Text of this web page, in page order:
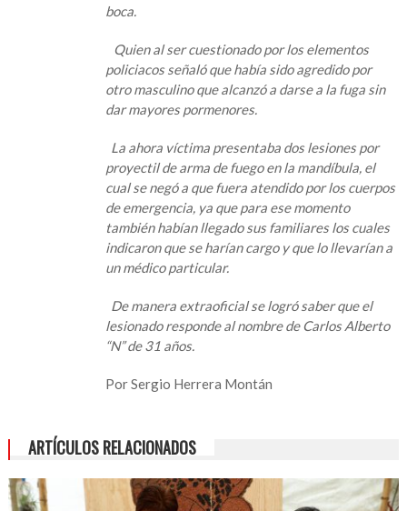
boca.
Quien al ser cuestionado por los elementos
policiacos señaló que había sido agredido por
otro masculino que alcanzó a darse a la fuga sin
dar mayores pormenores.
La ahora víctima presentaba dos lesiones por
proyectil de arma de fuego en la mandíbula, el
cual se negó a que fuera atendido por los cuerpos
de emergencia, ya que para ese momento
también habían llegado sus familiares los cuales
indicaron que se harían cargo y que lo llevarían a
un médico particular.
De manera extraoficial se logró saber que el
lesionado responde al nombre de Carlos Alberto
“N” de 31 años.
Por Sergio Herrera Montán
ARTÍCULOS RELACIONADOS